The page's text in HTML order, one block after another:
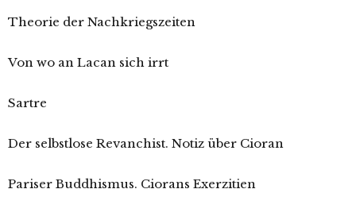
Theorie der Nachkriegszeiten
Von wo an Lacan sich irrt
Sartre
Der selbstlose Revanchist. Notiz über Cioran
Pariser Buddhismus. Ciorans Exerzitien